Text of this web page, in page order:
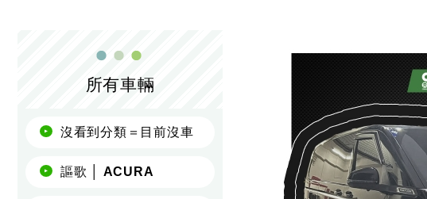
所有車輛
沒看到分類＝目前沒車
謳歌 │ ACURA